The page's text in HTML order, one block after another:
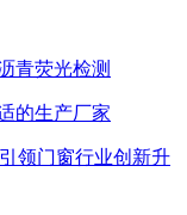
青荧光检测
的生产厂家
领门窗行业创新升